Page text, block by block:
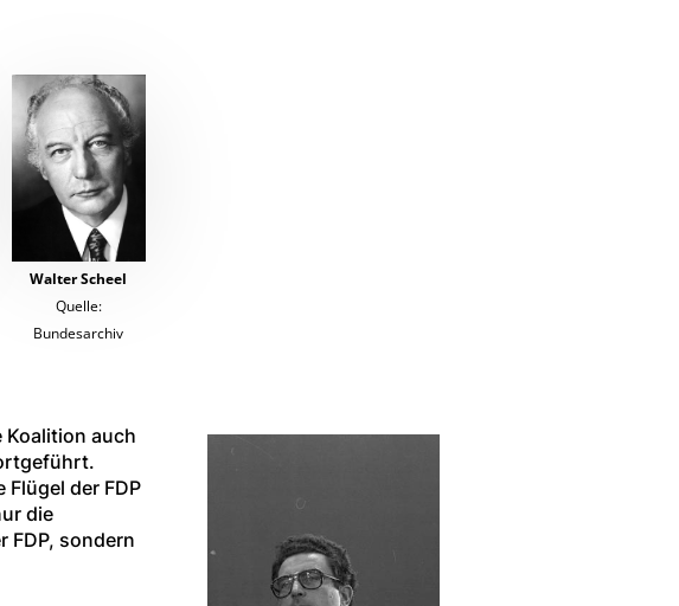
Walter Scheel
Quelle:
Bundesarchiv
Koalition auch
der FDP
die
FDP, sondern